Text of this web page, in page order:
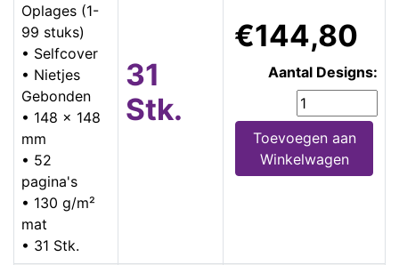
Oplages (1-
99 stuks)
• Selfcover
• Nietjes
Gebonden
• 148 x 148
mm
• 52
pagina's
• 130 g/m²
mat
• 31 Stk.
31
Stk.
€144,80
Aantal Designs:
Toevoegen aan
Winkelwagen